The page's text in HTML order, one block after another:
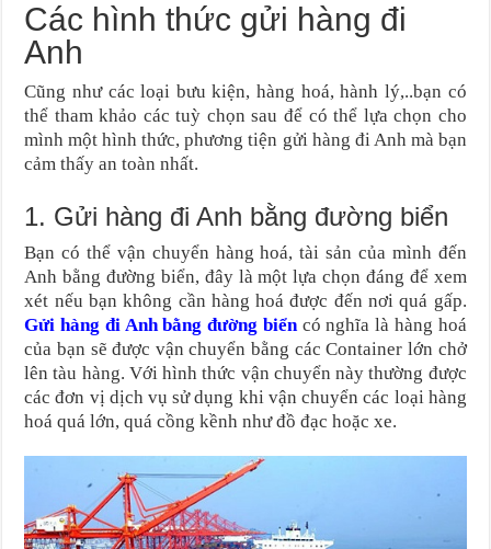
Các hình thức gửi hàng đi
Anh
Cũng như các loại bưu kiện, hàng hoá, hành lý,..bạn có
thể tham khảo các tuỳ chọn sau để có thể lựa chọn cho
mình một hình thức, phương tiện gửi hàng đi Anh mà bạn
cảm thấy an toàn nhất.
1. Gửi hàng đi Anh bằng đường biển
Bạn có thể vận chuyển hàng hoá, tài sản của mình đến
Anh bằng đường biển, đây là một lựa chọn đáng để xem
xét nếu bạn không cần hàng hoá được đến nơi quá gấp.
Gửi hàng đi Anh bằng đường biểncó nghĩa là hàng hoá
của bạn sẽ được vận chuyển bằng các Container lớn chở
lên tàu hàng. Với hình thức vận chuyển này thường được
các đơn vị dịch vụ sử dụng khi vận chuyển các loại hàng
hoá quá lớn, quá cồng kềnh như đồ đạc hoặc xe.